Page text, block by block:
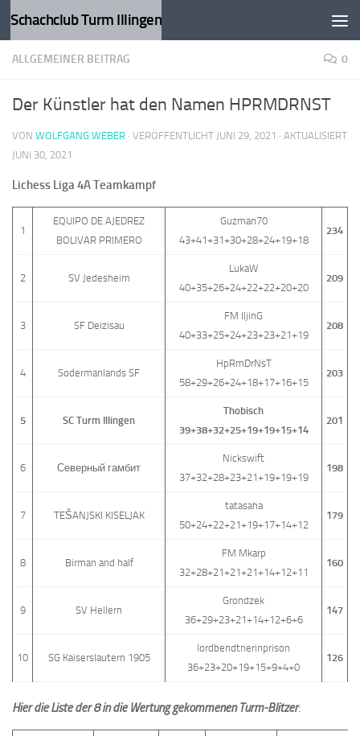
Zum Inhalt springen
Schachclub Turm Illingen
ALLGEMEINER BEITRAG 0
Der Künstler hat den Namen HPRMDRNST
VON WOLFGANG WEBER · VERÖFFENTLICHT JUNI 29, 2021 · AKTUALISIERT
JUNI 30, 2021
Lichess Liga 4A Teamkampf
1
EQUIPO DE AJEDREZ
BOLIVAR PRIMERO
Guzman70
43+41+31+30+28+24+19+18
234
2 SV Jedesheim
LukaW
40+35+26+24+22+22+20+20
209
3 SF Deizisau
FM IljinG
40+33+25+24+23+23+21+19
208
4 Sodermanlands SF
HpRmDrNsT
58+29+26+24+18+17+16+15
203
5 SC Turm Illingen
Thobisch
39+38+32+25+19+19+15+14
201
6 Северный гамбит
Nickswift
37+32+28+23+21+19+19+19
198
7 TEŠANJSKI KISELJAK
tatasaha
50+24+22+21+19+17+14+12
179
8 Birman and half
FM Mkarp
32+28+21+21+21+14+12+11
160
9 SV Hellern
Grondzek
36+29+23+21+14+12+6+6
147
10 SG Kaiserslautern 1905
lordbendtnerinprison
36+23+20+19+15+9+4+0
126
Hier die Liste der 8 in die Wertung gekommenen Turm-Blitzer: